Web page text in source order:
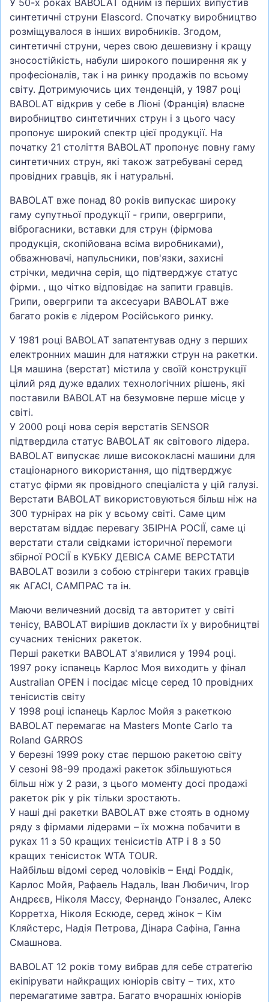
У 50-х роках BABOLAT одним із перших випустив
синтетичні струни Elascord. Спочатку виробництво
розміщувалося в інших виробників. Згодом,
синтетичні струни, через свою дешевизну і кращу
зносостійкість, набули широкого поширення як у
професіоналів, так і на ринку продажів по всьому
світу. Дотримуючись цих тенденцій, у 1987 році
BABOLAT відкрив у себе в Ліоні (Франція) власне
виробництво синтетичних струн і з цього часу
пропонує широкий спектр цієї продукції. На
початку 21 століття BABOLAT пропонує повну гаму
синтетичних струн, які також затребувані серед
провідних гравців, як і натуральні.
BABOLAT вже понад 80 років випускає широку
гаму супутньої продукції - грипи, овергрипи,
віброгасники, вставки для струн (фірмова
продукція, скопійована всіма виробниками),
обважнювачі, напульсники, пов'язки, захисні
стрічки, медична серія, що підтверджує статус
фірми. , що чітко відповідає на запити гравців.
Грипи, овергрипи та аксесуари BABOLAT вже
багато років є лідером Російського ринку.
У 1981 році BABOLAT запатентував одну з перших
електронних машин для натяжки струн на ракетки.
Ця машина (верстат) містила у своїй конструкції
цілий ряд дуже вдалих технологічних рішень, які
поставили BABOLAT на безумовне перше місце у
світі.
У 2000 році нова серія верстатів SENSOR
підтвердила статус BABOLAT як світового лідера.
BABOLAT випускає лише висококласні машини для
стаціонарного використання, що підтверджує
статус фірми як провідного спеціаліста у цій галузі.
Верстати BABOLAT використовуються більш ніж на
300 турнірах на рік у всьому світі. Саме цим
верстатам віддає перевагу ЗБІРНА РОСІЇ, саме ці
верстати стали свідками історичної перемоги
збірної РОСІЇ в КУБКУ ДЕВІСА САМЕ ВЕРСТАТИ
BABOLAT возили з собою стрінгери таких гравців
як АГАСІ, САМПРАС та ін.
Маючи величезний досвід та авторитет у світі
тенісу, BABOLAT вирішив докласти їх у виробництві
сучасних тенісних ракеток.
Перші ракетки BABOLAT з'явилися у 1994 році.
1997 року іспанець Карлос Моя виходить у фінал
Australian OPEN і посідає місце серед 10 провідних
тенісистів світу
У 1998 році іспанець Карлос Мойя з ракеткою
BABOLAT перемагає на Masters Monte Carlo та
Roland GARROS
У березні 1999 року стає першою ракетою світу
У сезоні 98-99 продажі ракеток збільшуються
більш ніж у 2 рази, з цього моменту досі продажі
ракеток рік у рік тільки зростають.
У наші дні ракетки BABOLAT вже стоять в одному
ряду з фірмами лідерами – їх можна побачити в
руках 11 з 50 кращих тенісистів ATP і 8 з 50
кращих тенісисток WTA TOUR.
Найбільш відомі серед чоловіків – Енді Роддік,
Карлос Мойя, Рафаель Надаль, Іван Любичич, Ігор
Андрєєв, Ніколя Массу, Фернандо Гонзалес, Алекс
Корретха, Ніколя Ескюде, серед жінок – Кім
Кляйстерс, Надія Петрова, Дінара Сафіна, Ганна
Смашнова.
BABOLAT 12 років тому вибрав для себе стратегію
екіпірувати найкращих юніорів світу – тих, хто
перемагатиме завтра. Багато вчорашніх юніорів